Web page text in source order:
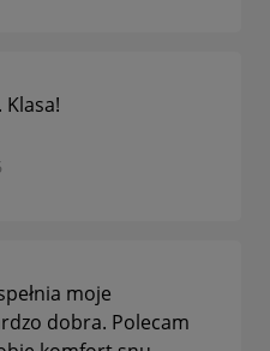
moje
dobra. Polecam